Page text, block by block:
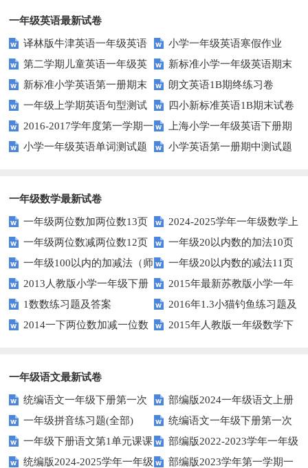
一年级英语最新试卷
译林版牛津英语一年级英语
1AB测试卷
小学一年级英语寒假作业
第二学期儿童英语一年级英
语期末试卷
新标准小学一年级英语期末
质量检测题
新标准小学英语第一册期末
测试题
朗文英语1B期终练习卷
一年级上学期英语句型测试
题
四小新标准英语1B期末试卷
2016-2017学年度第一学期一
起一年级英语期中试卷
上海小学一年级英语下册期
中试卷
小学一年级英语单词测试题 小学英语第一册期中测试题
一年级数学最新试卷
一年级两位数加两位数13页
2024-2025学年一年级数学上
册期末素养测评卷（考试版A4
人教版）
一年级两位数减两位数12页
一年级20以内数的加法10页
一年级100以内的加减法（师
版）
一年级20以内数的减法11页
2013人教版小学一年级下册
第三单元整理与复习（一）练习
题
2015年最新苏教版小学一年
级数学下册第一次月考试卷
1数数练习题及答案
2016年1.3小猫钓鱼练习题及
答案
2014一下两位数加减一位数
2015年人教版一年级数学下
一年级语文最新试卷
统编语文一年级下册第一次
月考测试题7
部编版2024一年级语文上册
第一单元检测卷
一年级拼音练习题(全部)
统编语文一年级下册第一次
月考测试题6
一年级下册语文第1单元课课
练
部编版2022-2023学年一年级
语文下册期中复习卷
统编版2024-2025学年一年级 部编版2023学年第一学期一